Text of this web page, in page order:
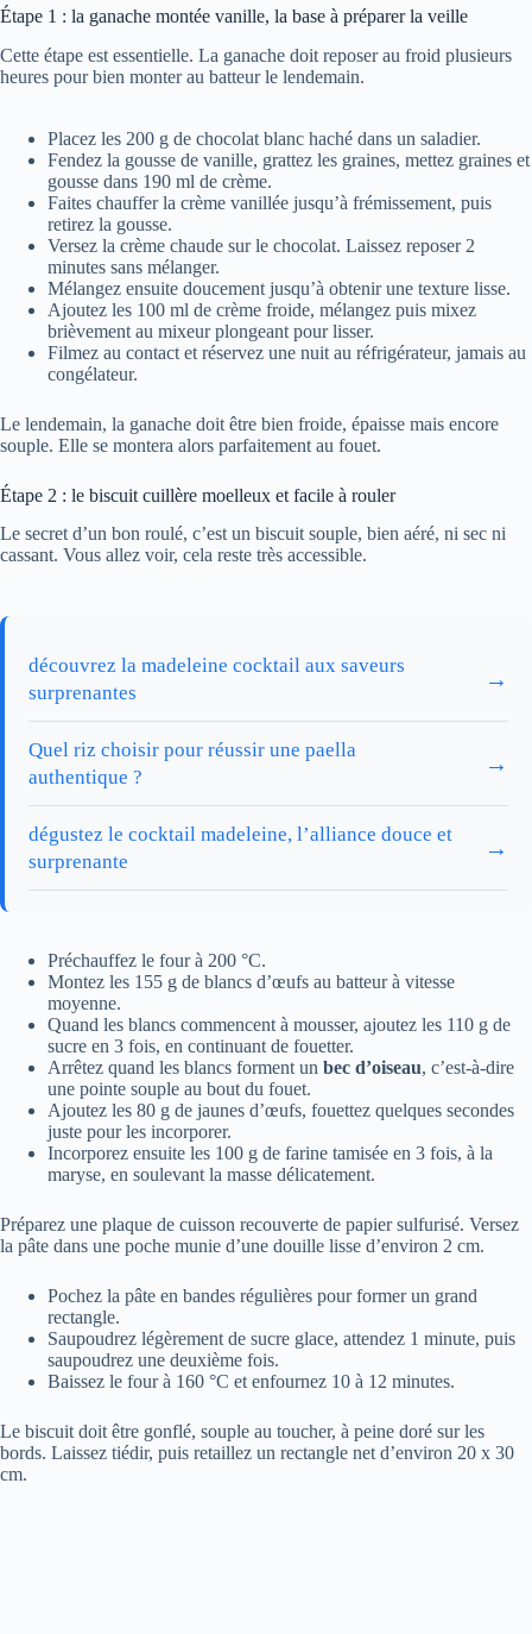
Étape 1 : la ganache montée vanille, la base à préparer la veille
Cette étape est essentielle. La ganache doit reposer au froid plusieurs
heures pour bien monter au batteur le lendemain.
Placez les 200 g de chocolat blanc haché dans un saladier.
Fendez la gousse de vanille, grattez les graines, mettez graines et
gousse dans 190 ml de crème.
Faites chauffer la crème vanillée jusqu’à frémissement, puis
retirez la gousse.
Versez la crème chaude sur le chocolat. Laissez reposer 2
minutes sans mélanger.
Mélangez ensuite doucement jusqu’à obtenir une texture lisse.
Ajoutez les 100 ml de crème froide, mélangez puis mixez
brièvement au mixeur plongeant pour lisser.
Filmez au contact et réservez une nuit au réfrigérateur, jamais au
congélateur.
Le lendemain, la ganache doit être bien froide, épaisse mais encore
souple. Elle se montera alors parfaitement au fouet.
Étape 2 : le biscuit cuillère moelleux et facile à rouler
Le secret d’un bon roulé, c’est un biscuit souple, bien aéré, ni sec ni
cassant. Vous allez voir, cela reste très accessible.
découvrez la madeleine cocktail aux saveurs
surprenantes
→
Quel riz choisir pour réussir une paella
authentique ?
→
dégustez le cocktail madeleine, l’alliance douce et
surprenante
→
Préchauffez le four à 200 °C.
Montez les 155 g de blancs d’œufs au batteur à vitesse
moyenne.
Quand les blancs commencent à mousser, ajoutez les 110 g de
sucre en 3 fois, en continuant de fouetter.
Arrêtez quand les blancs forment un bec d’oiseau, c’est-à-dire
une pointe souple au bout du fouet.
Ajoutez les 80 g de jaunes d’œufs, fouettez quelques secondes
juste pour les incorporer.
Incorporez ensuite les 100 g de farine tamisée en 3 fois, à la
maryse, en soulevant la masse délicatement.
Préparez une plaque de cuisson recouverte de papier sulfurisé. Versez
la pâte dans une poche munie d’une douille lisse d’environ 2 cm.
Pochez la pâte en bandes régulières pour former un grand
rectangle.
Saupoudrez légèrement de sucre glace, attendez 1 minute, puis
saupoudrez une deuxième fois.
Baissez le four à 160 °C et enfournez 10 à 12 minutes.
Le biscuit doit être gonflé, souple au toucher, à peine doré sur les
bords. Laissez tiédir, puis retaillez un rectangle net d’environ 20 x 30
cm.